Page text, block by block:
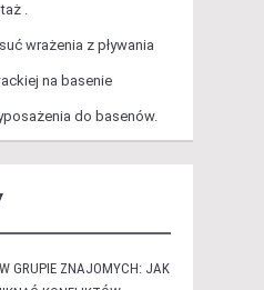
.
wrażenia z pływania
na basenie
do basenów.
GRUPIE ZNAJOMYCH: JAK